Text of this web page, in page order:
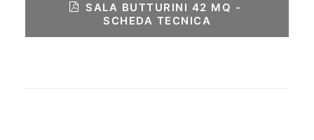
SALA BUTTURINI 42 MQ -
SCHEDA TECNICA